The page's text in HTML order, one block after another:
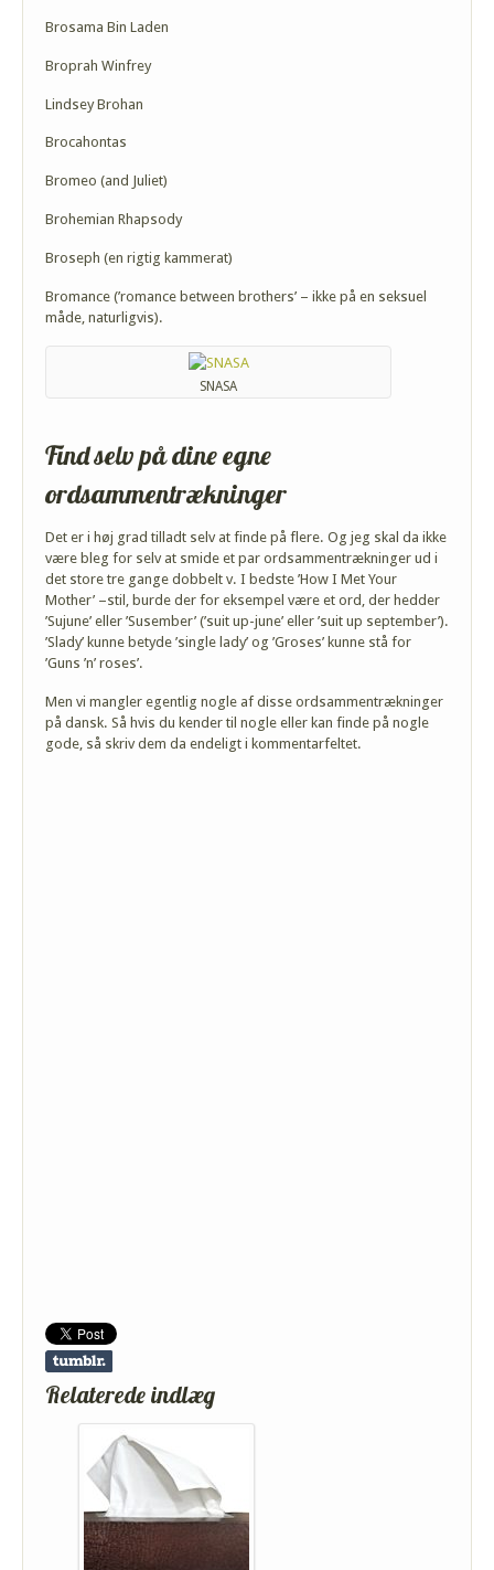
Brosama Bin Laden
Broprah Winfrey
Lindsey Brohan
Brocahontas
Bromeo (and Juliet)
Brohemian Rhapsody
Broseph (en rigtig kammerat)
Bromance (’romance between brothers’ – ikke på en seksuel
måde, naturligvis).
SNASA
Find selv på dine egne
ordsammentrækninger
Det er i høj grad tilladt selv at finde på flere. Og jeg skal da ikke
være bleg for selv at smide et par ordsammentrækninger ud i
det store tre gange dobbelt v. I bedste ’How I Met Your
Mother’ –stil, burde der for eksempel være et ord, der hedder
’Sujune’ eller ’Susember’ (’suit up-june’ eller ’suit up september’).
’Slady’ kunne betyde ’single lady’ og ’Groses’ kunne stå for
’Guns ’n’ roses’.
Men vi mangler egentlig nogle af disse ordsammentrækninger
på dansk. Så hvis du kender til nogle eller kan finde på nogle
gode, så skriv dem da endeligt i kommentarfeltet.
Relaterede indlæg